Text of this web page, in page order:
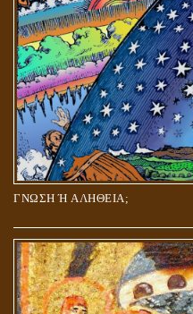
ΓΝΩΣΗ Ή ΑΛΗΘΕΙΑ;